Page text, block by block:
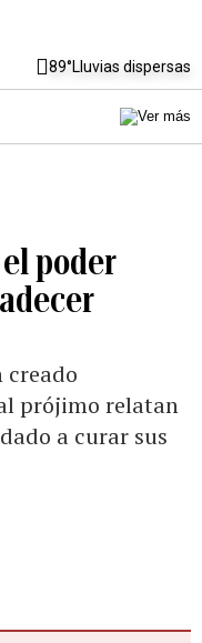
89°Lluvias dispersas
poder
creado
prójimo relatan
a curar sus